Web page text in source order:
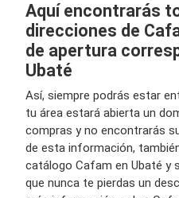
Aquí encontrarás
direcciones de
de apertura
Ubaté
Así, siempre podrás estar
tu área estará abierta un
compras y no encontrarás
de esta información,
catálogo Cafam en Ubaté y
que nunca te pierdas un